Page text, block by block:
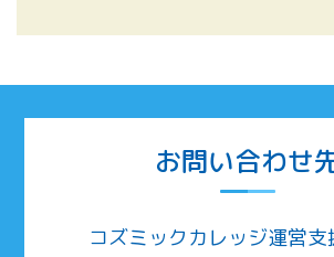
お問い合わせ
コズミックカレッジ運営支